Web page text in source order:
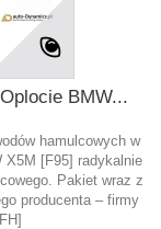
BMW...
hamulcowych w
X5M [F95] radykalnie
Pakiet wraz z
producenta – firmy